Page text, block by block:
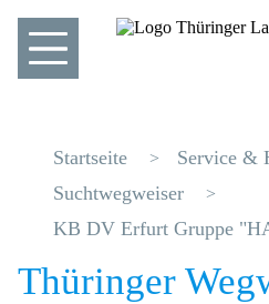
Startseite
Service &
Suchtwegweiser
KB DV Erfurt Gruppe
Thüringer